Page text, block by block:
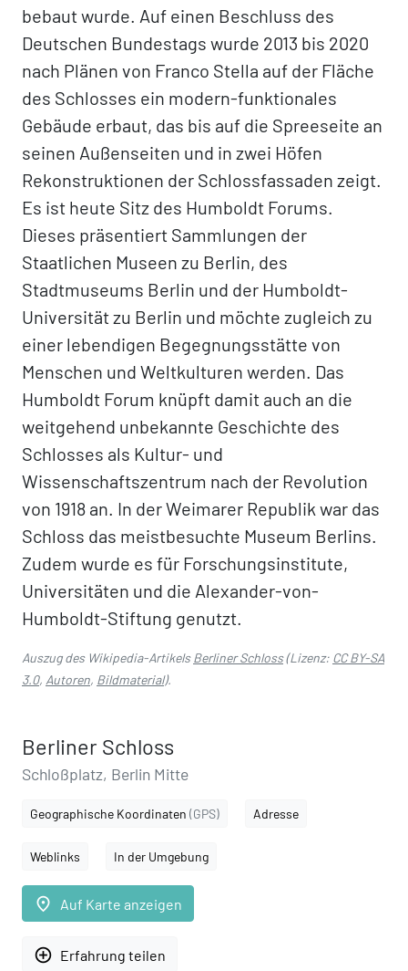
bebaut wurde. Auf einen Beschluss des
Deutschen Bundestags wurde 2013 bis 2020
nach Plänen von Franco Stella auf der Fläche
des Schlosses ein modern-funktionales
Gebäude erbaut, das bis auf die Spreeseite an
seinen Außenseiten und in zwei Höfen
Rekonstruktionen der Schlossfassaden zeigt.
Es ist heute Sitz des Humboldt Forums.
Dieses präsentiert Sammlungen der
Staatlichen Museen zu Berlin, des
Stadtmuseums Berlin und der Humboldt-
Universität zu Berlin und möchte zugleich zu
einer lebendigen Begegnungsstätte von
Menschen und Weltkulturen werden. Das
Humboldt Forum knüpft damit auch an die
weitgehend unbekannte Geschichte des
Schlosses als Kultur- und
Wissenschaftszentrum nach der Revolution
von 1918 an. In der Weimarer Republik war das
Schloss das meistbesuchte Museum Berlins.
Zudem wurde es für Forschungsinstitute,
Universitäten und die Alexander-von-
Humboldt-Stiftung genutzt.
Auszug des Wikipedia-ArtikelsBerliner Schloss(Lizenz: CC BY-SA
3.0, Autoren, Bildmaterial).
Berliner Schloss
Schloßplatz, Berlin Mitte
Geographische Koordinaten (GPS) Adresse
Weblinks In der Umgebung
place Auf Karte anzeigen
add_circle_outline Erfahrung teilen